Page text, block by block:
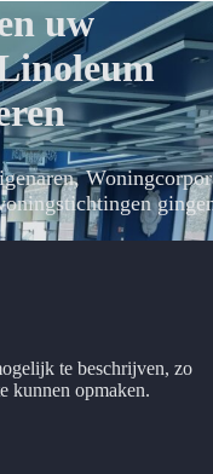
uw
te beschrijven, zo
kunnen opmaken.